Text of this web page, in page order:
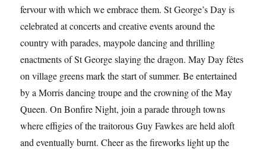
fervour with which we embrace them. St George’s Day is
celebrated at concerts and creative events around the
country with parades, maypole dancing and thrilling
enactments of St George slaying the dragon. May Day fêtes
on village greens mark the start of summer. Be entertained
by a Morris dancing troupe and the crowning of the May
Queen. On Bonfire Night, join a parade through towns
where effigies of the traitorous Guy Fawkes are held aloft
and eventually burnt. Cheer as the fireworks light up the